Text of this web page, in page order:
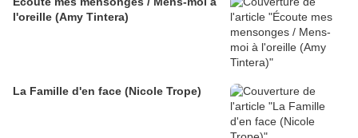
l'oreille (Amy Tintera)
La Famille d'en face (Nicole Trope)